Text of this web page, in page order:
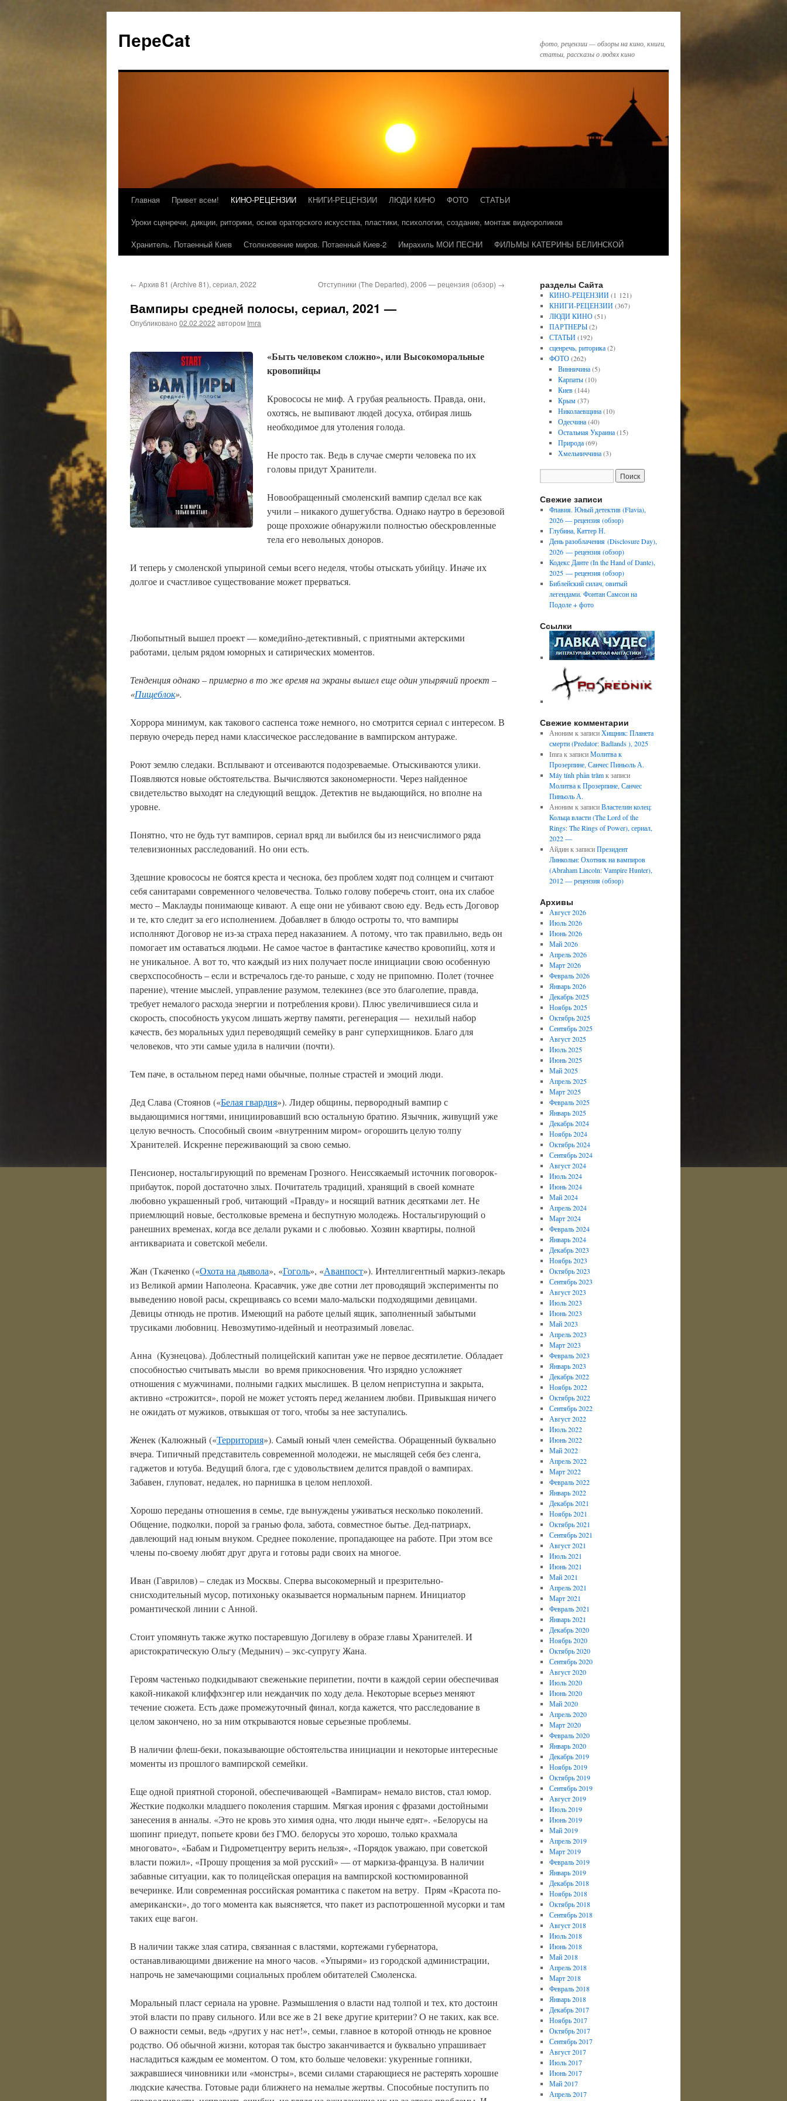
ПереCat
фото, рецензии — обзоры на кино, книги,
статьи, рассказы о людях кино
Главная Привет всем! КИНО-РЕЦЕНЗИИ КНИГИ-РЕЦЕНЗИИ ЛЮДИ КИНО ФОТО
СТАТЬИ
Уроки сценречи, дикции, риторики, основ ораторского искусства, пластики, психологии, создание, монтаж видеороликов
Хранитель. Потаенный Киев
Столкновение миров. Потаенный Киев-2 Имрахиль МОИ ПЕСНИ ФИЛЬМЫ КАТЕРИНЫ БЕЛИНСКОЙ
← Архив 81 (Archive 81), сериал, 2022 Отступники (The Departed), 2006 — рецензия (обзор) →
Вампиры средней полосы, сериал, 2021 —
Опубликовано 02.02.2022 автором Imra
«Быть человеком сложно», или Высокоморальные
кровопийцы
Кровососы не миф. А грубая реальность. Правда, они,
охотясь, не выпивают людей досуха, отбирая лишь
необходимое для утоления голода.
Не просто так. Ведь в случае смерти человека по их
головы придут Хранители.
Новообращенный смоленский вампир сделал все как
учили – никакого душегубства. Однако наутро в березовой
роще прохожие обнаружили полностью обескровленные
тела его невольных доноров.
И теперь у смоленской упыриной семьи всего неделя, чтобы отыскать убийцу. Иначе их
долгое и счастливое существование может прерваться.
Любопытный вышел проект — комедийно-детективный, с приятными актерскими
работами, целым рядом юморных и сатирических моментов.
Тенденция однако – примерно в то же время на экраны вышел еще один упырячий проект –
«Пищеблок».
Хоррора минимум, как такового саспенса тоже немного, но смотрится сериал с интересом. В
первую очередь перед нами классическое расследование в вампирском антураже.
Роют землю следаки. Всплывают и отсеиваются подозреваемые. Отыскиваются улики.
Появляются новые обстоятельства. Вычисляются закономерности. Через найденное
свидетельство выходят на следующий вещдок. Детектив не выдающийся, но вполне на
уровне.
Понятно, что не будь тут вампиров, сериал вряд ли выбился бы из неисчислимого ряда
телевизионных расследований. Но они есть.
Здешние кровососы не боятся креста и чеснока, без проблем ходят под солнцем и считают
себя санитарами современного человечества. Только голову поберечь стоит, она их слабое
место – Маклауды понимающе кивают. А еще они не убивают свою еду. Ведь есть Договор
и те, кто следит за его исполнением. Добавляет в блюдо остроты то, что вампиры
исполняют Договор не из-за страха перед наказанием. А потому, что так правильно, ведь он
помогает им оставаться людьми. Не самое частое в фантастике качество кровопийц, хотя и
не уникальное. А вот то, что каждый из них получает после инициации свою особенную
сверхспособность – если и встречалось где-то раньше, с ходу не припомню. Полет (точнее
парение), чтение мыслей, управление разумом, телекинез (все это благолепие, правда,
требует немалого расхода энергии и потребления крови). Плюс увеличившиеся сила и
скорость, способность укусом лишать жертву памяти, регенерация — нехилый набор
качеств, без моральных удил переводящий семейку в ранг суперхищников. Благо для
человеков, что эти самые удила в наличии (почти).
Тем паче, в остальном перед нами обычные, полные страстей и эмоций люди.
Дед Слава (Стоянов («Белая гвардия»). Лидер общины, первородный вампир с
выдающимися ногтями, инициировавший всю остальную братию. Язычник, живущий уже
целую вечность. Способный своим «внутренним миром» огорошить целую толпу
Хранителей. Искренне переживающий за свою семью.
Пенсионер, ностальгирующий по временам Грозного. Неиссякаемый источник поговорок-
прибауток, порой достаточно злых. Почитатель традиций, хранящий в своей комнате
любовно украшенный гроб, читающий «Правду» и носящий ватник десятками лет. Не
приемлющий новые, бестолковые времена и беспутную молодежь. Ностальгирующий о
ранешних временах, когда все делали руками и с любовью. Хозяин квартиры, полной
антиквариата и советской мебели.
Жан (Ткаченко («Охота на дьявола», «Гоголь», «Аванпост»). Интеллигентный маркиз-лекарь
из Великой армии Наполеона. Красавчик, уже две сотни лет проводящий эксперименты по
выведению новой расы, скрещиваясь со всеми мало-мальски подходящими девицами.
Девицы отнюдь не против. Имеющий на работе целый ящик, заполненный забытыми
трусиками любовниц. Невозмутимо-идейный и неотразимый ловелас.
Анна (Кузнецова). Доблестный полицейский капитан уже не первое десятилетие. Обладает
способностью считывать мысли во время прикосновения. Что изрядно усложняет
отношения с мужчинами, полными гадких мыслишек. В целом неприступна и закрыта,
активно «строжится», порой не может устоять перед желанием любви. Привыкшая ничего
не ожидать от мужиков, отвыкшая от того, чтобы за нее заступались.
Женек (Калюжный («Территория»). Самый юный член семейства. Обращенный буквально
вчера. Типичный представитель современной молодежи, не мыслящей себя без сленга,
гаджетов и ютуба. Ведущий блога, где с удовольствием делится правдой о вампирах.
Забавен, глуповат, недалек, но парнишка в целом неплохой.
Хорошо переданы отношения в семье, где вынуждены уживаться несколько поколений.
Общение, подколки, порой за гранью фола, забота, совместное бытье. Дед-патриарх,
давлеющий над юным внуком. Среднее поколение, пропадающее на работе. При этом все
члены по-своему любят друг друга и готовы ради своих на многое.
Иван (Гаврилов) – следак из Москвы. Сперва высокомерный и презрительно-
снисходительный мусор, потихоньку оказывается нормальным парнем. Инициатор
романтической линии с Анной.
Стоит упомянуть также жутко постаревшую Догилеву в образе главы Хранителей. И
аристократическую Ольгу (Медынич) – экс-супругу Жана.
Героям частенько подкидывают свеженькие перипетии, почти в каждой серии обеспечивая
какой-никакой клиффхэнгер или нежданчик по ходу дела. Некоторые всерьез меняют
течение сюжета. Есть даже промежуточный финал, когда кажется, что расследование в
целом закончено, но за ним открываются новые серьезные проблемы.
В наличии флеш-беки, показывающие обстоятельства инициации и некоторые интересные
моменты из прошлого вампирской семейки.
Еще одной приятной стороной, обеспечивающей «Вампирам» немало вистов, стал юмор.
Жесткие подколки младшего поколения старшим. Мягкая ирония с фразами достойными
занесения в анналы. «Это не кровь это химия одна, что люди нынче едят». «Белорусы на
шопинг приедут, попьете крови без ГМО. белорусы это хорошо, только крахмала
многовато», «Бабам и Гидрометцентру верить нельзя», «Порядок уважаю, при советской
власти пожил», «Прошу прощения за мой русский» — от маркиза-француза. В наличии
забавные ситуации, как то полицейская операция на вампирской костюмированной
вечеринке. Или современная российская романтика с пакетом на ветру. Прям «Красота по-
американски», до того момента как выясняется, что пакет из распотрошенной мусорки и там
таких еще вагон.
В наличии также злая сатира, связанная с властями, кортежами губернатора,
останавливающими движение на много часов. «Упырями» из городской администрации,
напрочь не замечающими социальных проблем обитателей Смоленска.
Моральный пласт сериала на уровне. Размышления о власти над толпой и тех, кто достоин
этой власти по праву сильного. Или все же в 21 веке другие критерии? О не таких, как все.
О важности семьи, ведь «других у нас нет!», семьи, главное в которой отнюдь не кровное
родство. Об обычной жизни, которая так быстро заканчивается и буквально упрашивает
насладиться каждым ее моментом. О том, кто больше человеки: укуренные гопники,
зажравшиеся чиновники или «монстры», всеми силами старающиеся не растерять хорошие
людские качества. Готовые ради ближнего на немалые жертвы. Способные поступить по
разделы Сайта
КИНО-РЕЦЕНЗИИ(1 121)
КНИГИ-РЕЦЕНЗИИ(367)
ЛЮДИ КИНО(51)
ПАРТНЕРЫ(2)
СТАТЬИ(192)
сценречь, риторика(2)
ФОТО(262)
Винничина(5)
Карпаты(10)
Киев(144)
Крым(37)
Николаевщина(10)
Одесчина(40)
Остальная Украина(15)
Природа(69)
Хмельниччина(3)
Свежие записи
Флавия. Юный детектив (Flavia),
2026 — рецензия (обзор)
Глубина, Каттер Н.
День разоблачения (Disclosure Day),
2026 — рецензия (обзор)
Кодекс Данте (In the Hand of Dante),
2025 — рецензия (обзор)
Библейский силач, овитый
легендами. Фонтан Самсон на
Подоле + фото
Ссылки
Свежие комментарии
Аноним к записиХищник: Планета
смерти (Predator: Badlands ), 2025
Imraк записиМолитва к
Прозерпине, Санчес Пиньоль А.
Máy tính phần trămк записи
Молитва к Прозерпине, Санчес
Пиньоль А.
Аноним к записиВластелин колец:
Кольца власти (The Lord of the
Rings: The Rings of Power), сериал,
2022 —
Айдинк записиПрезидент
Линкольн: Охотник на вампиров
(Abraham Lincoln: Vampire Hunter),
2012 — рецензия (обзор)
Архивы
Август 2026
Июль 2026
Июнь 2026
Май 2026
Апрель 2026
Март 2026
Февраль 2026
Январь 2026
Декабрь 2025
Ноябрь 2025
Октябрь 2025
Сентябрь 2025
Август 2025
Июль 2025
Июнь 2025
Май 2025
Апрель 2025
Март 2025
Февраль 2025
Январь 2025
Декабрь 2024
Ноябрь 2024
Октябрь 2024
Сентябрь 2024
Август 2024
Июль 2024
Июнь 2024
Май 2024
Апрель 2024
Март 2024
Февраль 2024
Январь 2024
Декабрь 2023
Ноябрь 2023
Октябрь 2023
Сентябрь 2023
Август 2023
Июль 2023
Июнь 2023
Май 2023
Апрель 2023
Март 2023
Февраль 2023
Январь 2023
Декабрь 2022
Ноябрь 2022
Октябрь 2022
Сентябрь 2022
Август 2022
Июль 2022
Июнь 2022
Май 2022
Апрель 2022
Март 2022
Февраль 2022
Январь 2022
Декабрь 2021
Ноябрь 2021
Октябрь 2021
Сентябрь 2021
Август 2021
Июль 2021
Июнь 2021
Май 2021
Апрель 2021
Март 2021
Февраль 2021
Январь 2021
Декабрь 2020
Ноябрь 2020
Октябрь 2020
Сентябрь 2020
Август 2020
Июль 2020
Июнь 2020
Май 2020
Апрель 2020
Март 2020
Февраль 2020
Январь 2020
Декабрь 2019
Ноябрь 2019
Октябрь 2019
Сентябрь 2019
Август 2019
Июль 2019
Июнь 2019
Май 2019
Апрель 2019
Март 2019
Февраль 2019
Январь 2019
Декабрь 2018
Ноябрь 2018
Октябрь 2018
Сентябрь 2018
Август 2018
Июль 2018
Июнь 2018
Май 2018
Апрель 2018
Март 2018
Февраль 2018
Январь 2018
Декабрь 2017
Ноябрь 2017
Октябрь 2017
Сентябрь 2017
Август 2017
Июль 2017
Июнь 2017
Май 2017
Апрель 2017